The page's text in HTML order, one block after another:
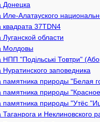
Донецка
Алатауского
37TDN4
области
Молдовы
"Подільські Товтри"
заповедника
природы "Белая
природы
природы "Утёс
и Неклиновского